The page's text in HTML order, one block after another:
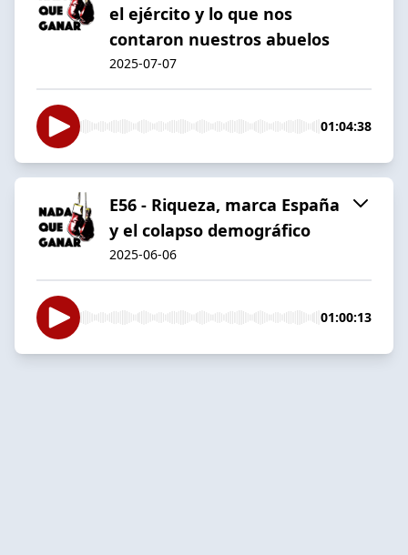
el ejército y lo que nos
contaron nuestros abuelos
2025-07-07
01:04:38
E56 - Riqueza, marca España
y el colapso demográfico
2025-06-06
01:00:13